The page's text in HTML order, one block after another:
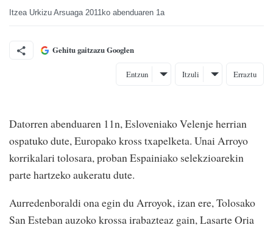
Itzea Urkizu Arsuaga 2011ko abenduaren 1a
Gehitu gaitzazu Googlen
Entzun Itzuli Erraztu
Datorren abenduaren 11n, Esloveniako Velenje herrian
ospatuko dute, Europako kross txapelketa. Unai Arroyo
korrikalari tolosara, proban Espainiako selekzioarekin
parte hartzeko aukeratu dute.
Aurredenboraldi ona egin du Arroyok, izan ere, Tolosako
San Esteban auzoko krossa irabazteaz gain, Lasarte Oria